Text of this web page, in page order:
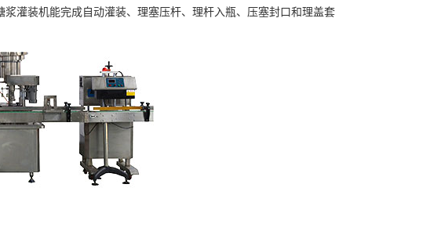
灌装机能完成自动灌装、理塞压杆、理杆入瓶、压塞封口和理盖套